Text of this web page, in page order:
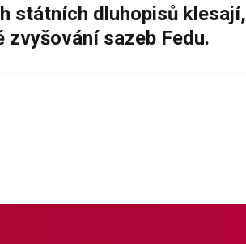
státních dluhopisů
zvyšování sazeb Fedu.